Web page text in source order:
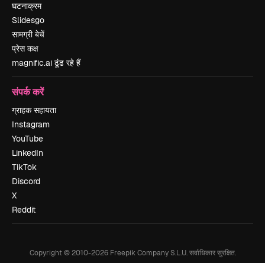
घटनाक्रम
Slidesgo
सामग्री बेचें
प्रेस कक्ष
magnific.ai ढूंढ रहे हैं
संपर्क करें
ग्राहक सहायता
Instagram
YouTube
LinkedIn
TikTok
Discord
X
Reddit
Copyright © 2010-2026Freepik Company S.L.U. सर्वाधिकार सुरक्षित.